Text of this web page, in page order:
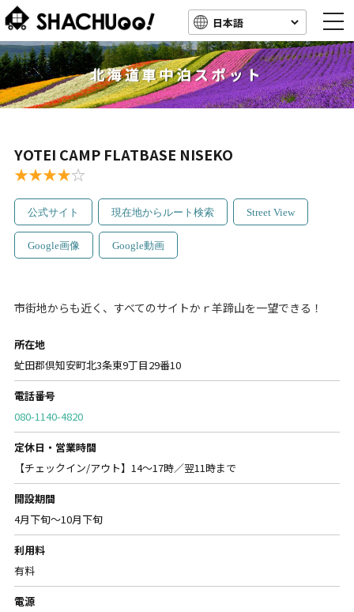
北海道車中泊スポット
YOTEI CAMP FLATBASE NISEKO
★★★★☆
公式サイト 現在地からルート検索 Street View
Google画像 Google動画
市街地からも近く、すべてのサイトかｒ羊蹄山を一望できる！
所在地
虻田郡倶知安町北3条東9丁目29番10
電話番号
080-1140-4820
定休日・営業時間
【チェックイン/アウト】14～17時／翌11時まで
開設期間
4月下旬～10月下旬
利用料
有料
電源